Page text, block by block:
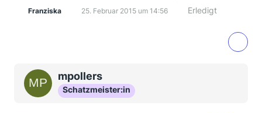
Franziska 25. Februar 2015 um 14:56 Erledigt
mpollers
Schatzmeister:in